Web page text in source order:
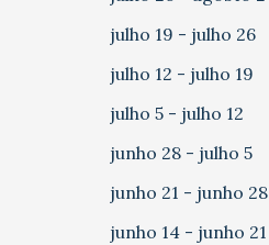
julho 19 - julho 26
julho 12 - julho 19
julho 5 - julho 12
junho 28 - julho 5
junho 21 - junho 28
junho 14 - junho 21